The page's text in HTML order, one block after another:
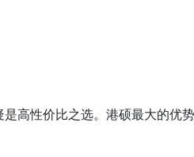
高性价比之选。港硕最大的优